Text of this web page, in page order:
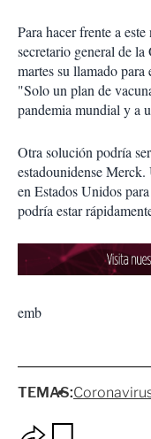
Para hacer frente a
secretario general de
martes su llamado para
"Solo un plan de
pandemia mundial y a
Otra solución podría
estadounidense
en Estados Unidos
podría estar
emb
TEMAS: